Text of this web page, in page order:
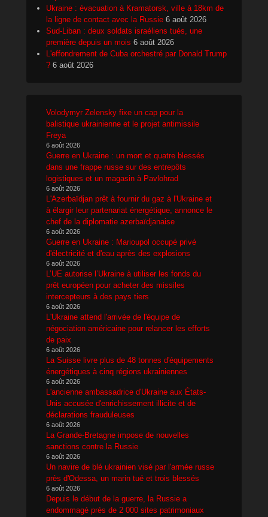
Ukraine : évacuation à Kramatorsk, ville à 18km de
la ligne de contact avec la Russie 6 août 2026
Sud-Liban : deux soldats israéliens tués, une
première depuis un mois 6 août 2026
L'effondrement de Cuba orchestré par Donald Trump
? 6 août 2026
Volodymyr Zelensky fixe un cap pour la
balistique ukrainienne et le projet antimissile
Freya
6 août 2026
Guerre en Ukraine : un mort et quatre blessés
dans une frappe russe sur des entrepôts
logistiques et un magasin à Pavlohrad
6 août 2026
L'Azerbaïdjan prêt à fournir du gaz à l'Ukraine et
à élargir leur partenariat énergétique, annonce le
chef de la diplomatie azerbaïdjanaise
6 août 2026
Guerre en Ukraine : Marioupol occupé privé
d'électricité et d'eau après des explosions
6 août 2026
L’UE autorise l’Ukraine à utiliser les fonds du
prêt européen pour acheter des missiles
intercepteurs à des pays tiers
6 août 2026
L'Ukraine attend l'arrivée de l'équipe de
négociation américaine pour relancer les efforts
de paix
6 août 2026
La Suisse livre plus de 48 tonnes d'équipements
énergétiques à cinq régions ukrainiennes
6 août 2026
L'ancienne ambassadrice d'Ukraine aux États-
Unis accusée d'enrichissement illicite et de
déclarations frauduleuses
6 août 2026
La Grande-Bretagne impose de nouvelles
sanctions contre la Russie
6 août 2026
Un navire de blé ukrainien visé par l'armée russe
près d'Odessa, un marin tué et trois blessés
6 août 2026
Depuis le début de la guerre, la Russie a
endommagé près de 2 000 sites patrimoniaux